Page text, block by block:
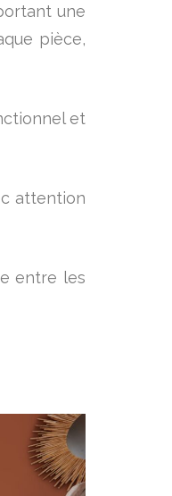
une
pièce,
et
attention
entre les